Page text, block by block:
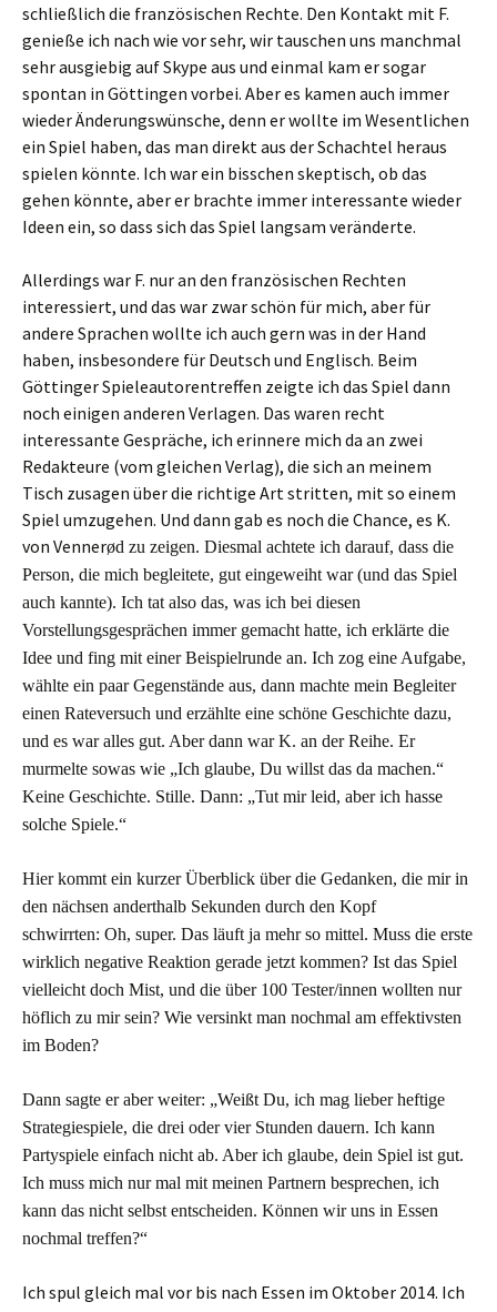
schließlich die französischen Rechte. Den Kontakt mit F.
genieße ich nach wie vor sehr, wir tauschen uns manchmal
sehr ausgiebig auf Skype aus und einmal kam er sogar
spontan in Göttingen vorbei. Aber es kamen auch immer
wieder Änderungswünsche, denn er wollte im Wesentlichen
ein Spiel haben, das man direkt aus der Schachtel heraus
spielen könnte. Ich war ein bisschen skeptisch, ob das
gehen könnte, aber er brachte immer interessante wieder
Ideen ein, so dass sich das Spiel langsam veränderte.
Allerdings war F. nur an den französischen Rechten
interessiert, und das war zwar schön für mich, aber für
andere Sprachen wollte ich auch gern was in der Hand
haben, insbesondere für Deutsch und Englisch. Beim
Göttinger Spieleautorentreffen zeigte ich das Spiel dann
noch einigen anderen Verlagen. Das waren recht
interessante Gespräche, ich erinnere mich da an zwei
Redakteure (vom gleichen Verlag), die sich an meinem
Tisch zusagen über die richtige Art stritten, mit so einem
Spiel umzugehen. Und dann gab es noch die Chance, es K.
von Vennerød zu zeigen. Diesmal achtete ich darauf, dass die
Person, die mich begleitete, gut eingeweiht war (und das Spiel
auch kannte). Ich tat also das, was ich bei diesen
Vorstellungsgesprächen immer gemacht hatte, ich erklärte die
Idee und fing mit einer Beispielrunde an. Ich zog eine Aufgabe,
wählte ein paar Gegenstände aus, dann machte mein Begleiter
einen Rateversuch und erzählte eine schöne Geschichte dazu,
und es war alles gut. Aber dann war K. an der Reihe. Er
murmelte sowas wie „Ich glaube, Du willst das da machen.“
Keine Geschichte. Stille. Dann: „Tut mir leid, aber ich hasse
solche Spiele.“
Hier kommt ein kurzer Überblick über die Gedanken, die mir in
den nächsen anderthalb Sekunden durch den Kopf
schwirrten: Oh, super. Das läuft ja mehr so mittel. Muss die erste
wirklich negative Reaktion gerade jetzt kommen? Ist das Spiel
vielleicht doch Mist, und die über 100 Tester/innen wollten nur
höflich zu mir sein? Wie versinkt man nochmal am effektivsten
im Boden?
Dann sagte er aber weiter: „Weißt Du, ich mag lieber heftige
Strategiespiele, die drei oder vier Stunden dauern. Ich kann
Partyspiele einfach nicht ab. Aber ich glaube, dein Spiel ist gut.
Ich muss mich nur mal mit meinen Partnern besprechen, ich
kann das nicht selbst entscheiden. Können wir uns in Essen
nochmal treffen?“
Ich spul gleich mal vor bis nach Essen im Oktober 2014. Ich